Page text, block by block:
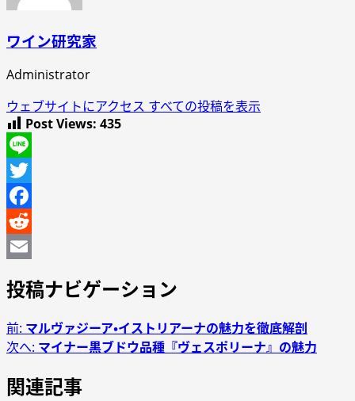
ワイン研究家
Administrator
ウェブサイトにアクセス すべての投稿を表示
Post Views: 435
Line
Twitter
Facebook
Reddit
投稿ナビゲーション
前: マルヴァジーア・イストリアーナの魅力を徹底解剖
次へ: マイナー黒ブドウ品種『ヴェスポリーナ』の魅力
関連記事